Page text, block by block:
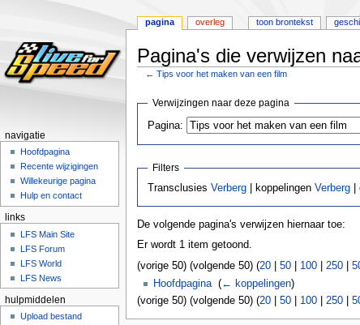
Pagina's die verwijzen
←Tips voor het maken van een film
Naar
springen
Naar
springen
Verwijzingen naar deze pagina
Pagina:
Filters
TransclusiesVerberg | koppelingenVerberg
De volgende pagina's verwijzen hiernaar toe:
Er wordt 1 item getoond.
(vorige 50) (volgende 50) (20| 50| 100| 250|
Hoofdpagina‎ (← koppelingen)
(vorige 50) (volgende 50) (20| 50| 100| 250|
pagina overleg toon brontekst
navigatie
Hoofdpagina
Recente wijzigingen
Willekeurige pagina
Hulp en contact
links
LFS Main Site
LFS Forum
LFS World
LFS News
hulpmiddelen
Upload bestand